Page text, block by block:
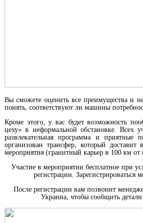
Вы сможете оценить все преимущества и
понять, соответствуют ли машины
Кроме этого, у вас будет возможность
цеху» в неформальной обстановке. Всех
развлекательная программа и приятные
организован трансфер, который доставит
мероприятия (гранитный карьер в 100 км от
Участие в мероприятии бесплатное при
регистрации. Зарегистрироваться
После регистрации вам позвонит
Украина, чтобы сообщить